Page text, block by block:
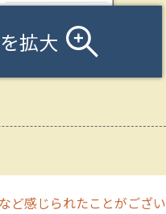
拡大
ど感じられたことがござい